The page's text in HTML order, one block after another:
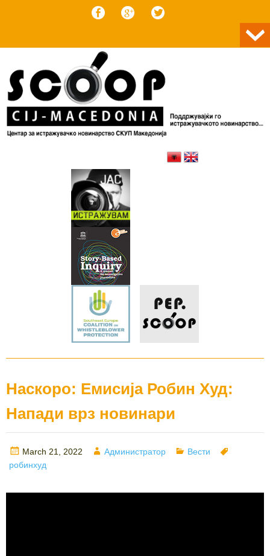
Наскоро: Емисија Робин Худ:
Напади врз новинари
Posted
on
March 21, 2022 Author
Администратор Categories
Вести
робинхуд